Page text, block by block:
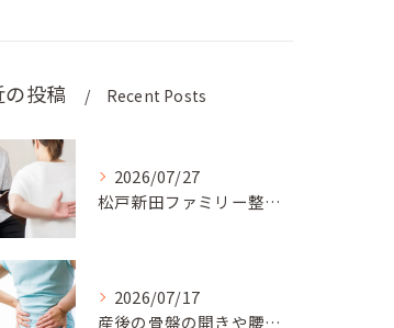
投稿 Recent Posts
2026/07/27
松戸新田ファミリー整骨院では、患者様のライフスタイルに合わせ...
2026/07/17
産後の骨盤の開きや腰の痛みでお悩みのママさんには、松戸新田フ...